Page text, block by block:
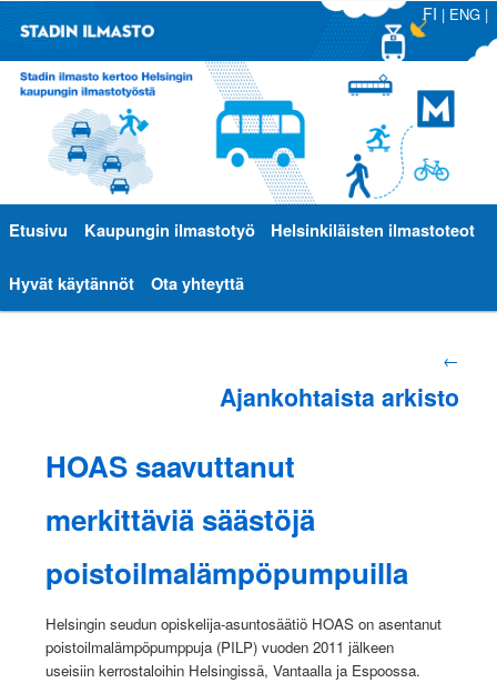
FI | ENG|
Päävalikko
Siirry
sisältöön
Siirry
toissijaiseen
Etusivu Kaupungin ilmastotyö Helsinkiläisten ilmastoteot
Hyvät käytännöt Ota yhteyttä
selaus
←
Ajankohtaista arkisto
HOAS saavuttanut
merkittäviä säästöjä
poistoilmalämpöpumpuilla
Helsingin seudun opiskelija-asuntosäätiö HOAS on asentanut
poistoilmalämpöpumppuja (PILP) vuoden 2011 jälkeen
useisiin kerrostaloihin Helsingissä, Vantaalla ja Espoossa.